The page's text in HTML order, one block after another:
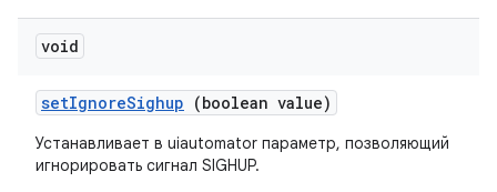
void
setIgnoreSighup (boolean value)
Устанавливает в uiautomator параметр, позволяющий
игнорировать сигнал SIGHUP.